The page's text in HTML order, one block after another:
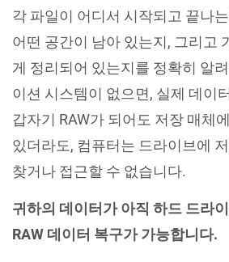
각 파일이 어디서 시작되고 끝나
어떤 공간이 남아 있는지, 그리고
게 정리되어 있는지를 정확히 알
이션 시스템이 없으면, 실제 데이
갑자기 RAW가 되어도 저장 매체
있더라도, 컴퓨터는 드라이브에
찾거나 접근할 수 없습니다.
귀하의 데이터가 아직 하드 드라
RAW 데이터 복구가 가능합니다.